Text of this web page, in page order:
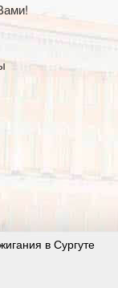
в Сургуте